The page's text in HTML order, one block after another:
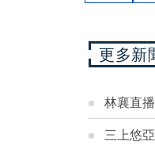
更多新
林襄直
三上悠